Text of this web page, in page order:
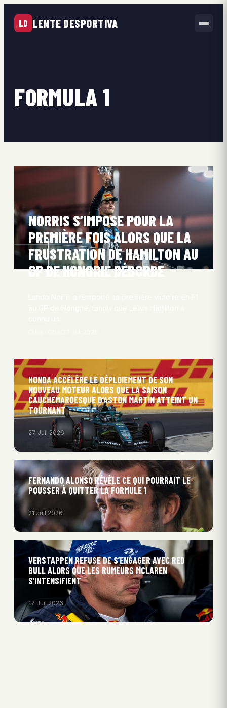
LD LENTE DESPORTIVA
FORMULA 1
NORRIS S’IMPOSE POUR LA
PREMIÈRE FOIS ALORS QUE LA
FRUSTRATION DE HAMILTON AU
GP DE HONGRIE DÉBORDE
HONDA ACCÉLÈRE LE DÉPLOIEMENT DE SON
NOUVEAU MOTEUR ALORS QUE LA SAISON
CAUCHEMARDESQUE D’ASTON MARTIN ATTEINT UN
TOURNANT
27 Juil 2026
FERNANDO ALONSO RÉVÈLE CE QUI POURRAIT LE
POUSSER À QUITTER LA FORMULE 1
21 Juil 2026
VERSTAPPEN REFUSE DE S’ENGAGER AVEC RED
BULL ALORS QUE LES RUMEURS MCLAREN
S’INTENSIFIENT
17 Juil 2026